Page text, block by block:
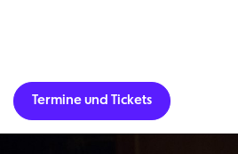
Termine und Tickets